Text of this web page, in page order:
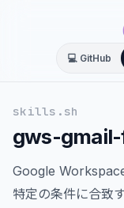
💻 GitHub
skills.sh
gws-
Google
特定の条件に合致